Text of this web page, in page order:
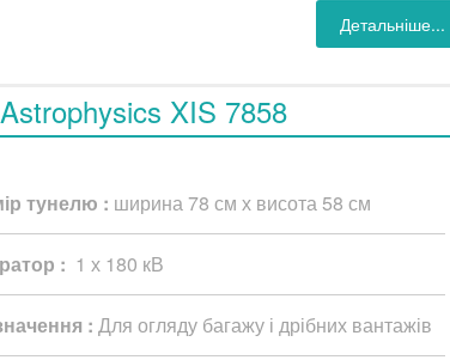
Детальніше...
Astrophysics XIS 7858
тунелю : ширина 78 см х висота 58 см
: 1 х 180 кВ
: Для огляду багажу і дрібних вантажів